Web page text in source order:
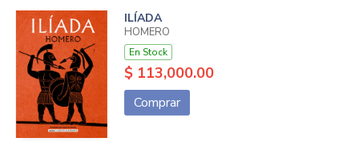
ILÍADA
HOMERO
En Stock
$ 113,000.00
Comprar